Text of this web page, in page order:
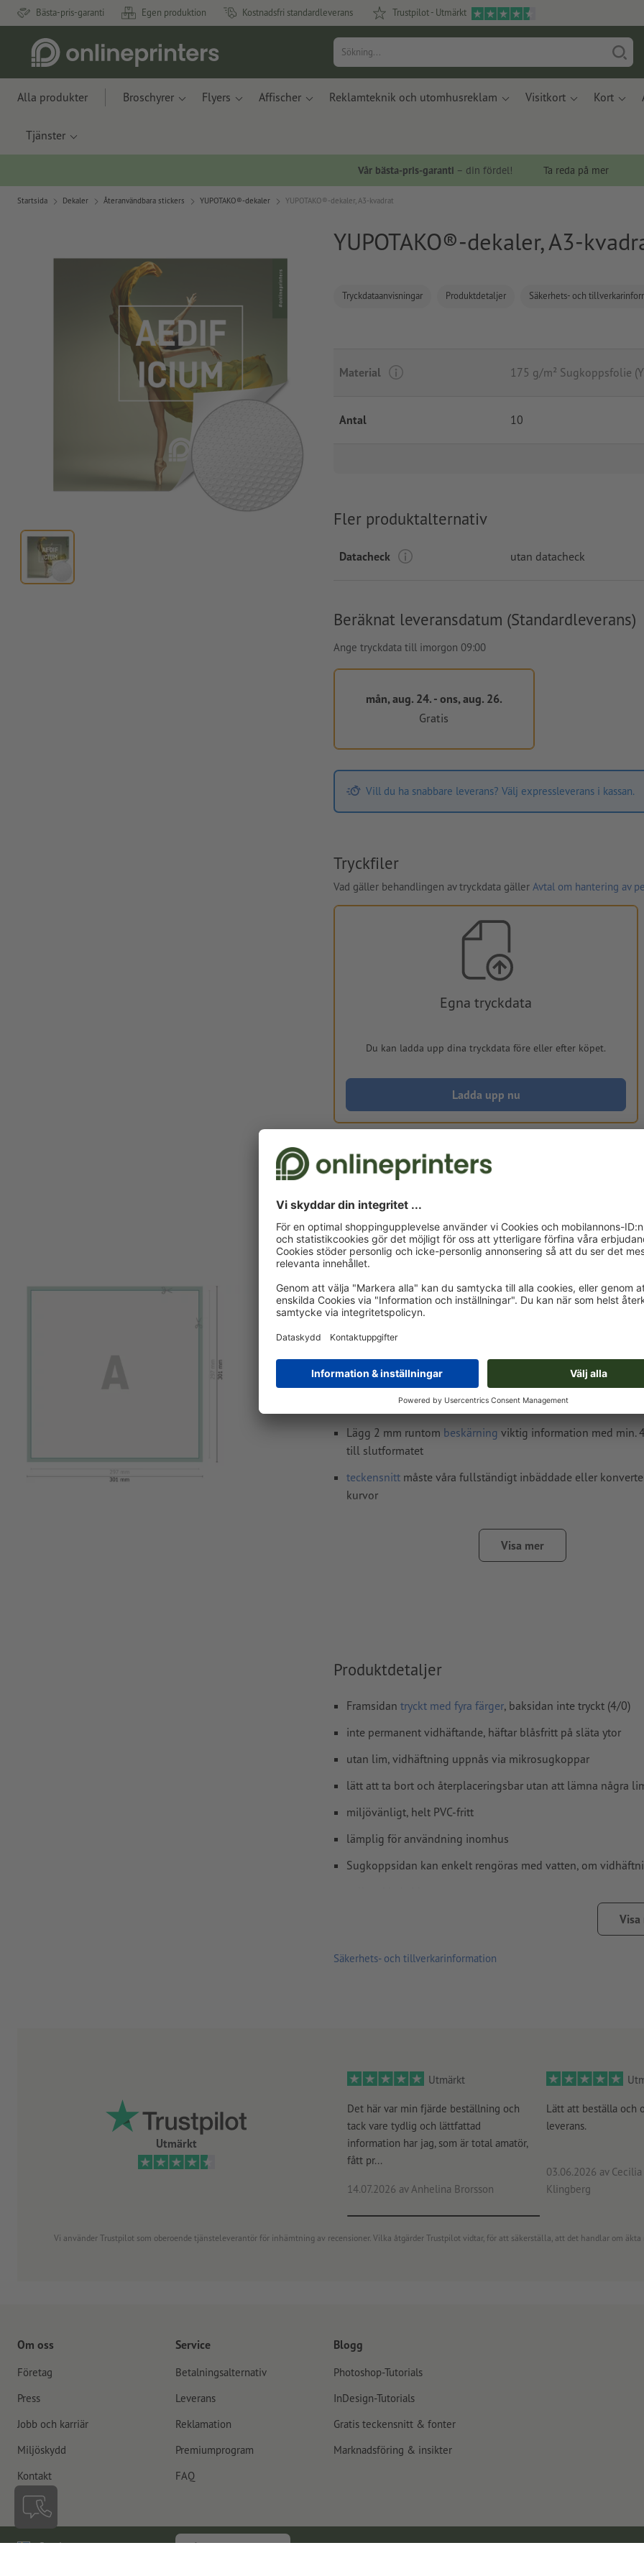
Bästa-pris-garanti Egen produktion Kostnadsfri standardleverans Trustpilot - Utmärkt
Alla produkter Broschyrer Flyers Affischer Reklamteknik och utomhusreklam Visitkort Kort
Tjänster
Vår bästa-pris-garanti – din fördel! Ta reda på mer
Startsida Dekaler Återanvändbara stickers YUPOTAKO®-dekaler YUPOTAKO®-dekaler, A3-kvadrat
YUPOTAKO®-dekaler, A3-
Tryckdataanvisningar Produktdetaljer Säkerhets- och
Material 175 g/m² Sugkoppsfolie
Antal 10
Fler produktalternativ
Datacheck utan datacheck
Beräknat leveransdatum (Standardleverans)
Ange tryckdata till imorgon 09:00
mån, aug. 24. - ons, aug. 26.
Gratis
Vill du ha snabbare leverans? Välj expressleverans i kassan.
Tryckfiler
Vad gäller behandlingen av tryckdata gäller Avtal om hantering av
Egna tryckdata
Du kan ladda upp dina tryckdata före eller efter köpet.
Ladda upp nu
Levereras cirka:
154,4 g
Tryckdataanvisningar YUPOTAKO®-dekaler,
kvadrat
Slutformat: 29,7 x 29,7 cm
Upplösning:300 dpi
Lägg 2 mm runtom beskärning viktig information med min.
till slutformatet
teckensnitt måste våra fullständigt inbäddade eller
kurvor
kontrolleras inte av oss
Visa mer
Produktdetaljer
Framsidan tryckt med fyra färger, baksidan inte tryckt (4/0)
inte permanent vidhäftande, häftar blåsfritt på släta ytor
utan lim, vidhäftning uppnås via mikrosugkoppar
lätt att ta bort och återplaceringsbar utan att lämna några
miljövänligt, helt PVC-fritt
lämplig för användning inomhus
Sugkoppsidan kan enkelt rengöras med vatten, om
Underlaget som ska klistras ska vara rent från
materialets vidhäftning. Nylackerade ytor ska vara torra
Leverans: på ark, ej individuellt skurna
Visa
Säkerhets- och tillverkarinformation
Utmärkt
Utmärkt
Det här var min fjärde beställning och
tack vare tydlig och lättfattad
information har jag, som är total amatör,
fått pr...
14.07.2026 av Anhelina Brorsson
Lätt att beställa och
leverans.
03.06.2026 av
Klingberg
Vi använder Trustpilot som oberoende tjänsteleverantör för inhämtning av recensioner. Vilka åtgärder Trustpilot vidtar, för att säkerställa, att det handlar om äkta
Om oss
Företag
Press
Jobb och karriär
Miljöskydd
Kontakt
Service
Betalningsalternativ
Leverans
Reklamation
Premiumprogram
FAQ
Blogg
Photoshop-Tutorials
InDesign-Tutorials
Gratis teckensnitt & fonter
Marknadsföring & insikter
Sverige